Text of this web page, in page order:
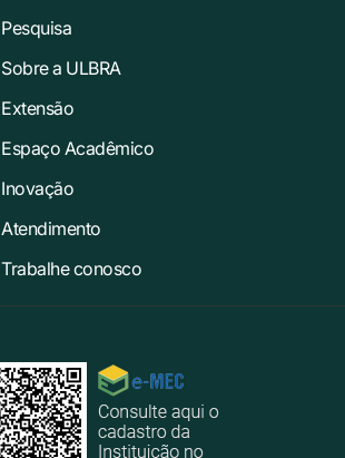
Pesquisa
Sobre a ULBRA
Extensão
Espaço Acadêmico
Inovação
Atendimento
Trabalhe conosco